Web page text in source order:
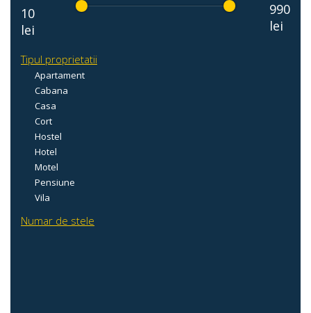
10
lei
990
lei
Tipul proprietatii
Apartament
Cabana
Casa
Cort
Hostel
Hotel
Motel
Pensiune
Vila
Numar de stele